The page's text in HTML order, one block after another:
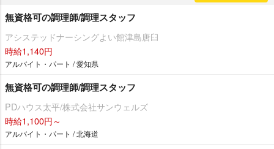
無資格可の調理師/調理スタッフ
アシステッドナーシングよい館津島唐臼
時給1,140円
アルバイト・パート / 愛知県
無資格可の調理師/調理スタッフ
PDハウス太平/株式会社サンウェルズ
時給1,100円～
アルバイト・パート / 北海道